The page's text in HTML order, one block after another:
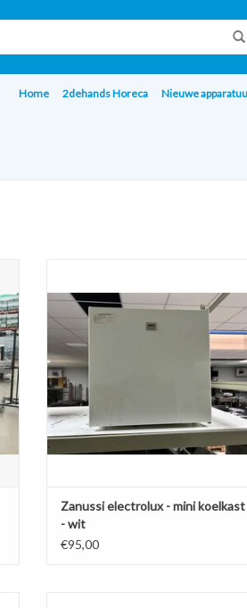
Home 2dehands Horeca Nieuwe
TOEVOEGEN AAN WINKELWAGEN
Zanussi electrolux - mini koelkast
- wit
€95,00